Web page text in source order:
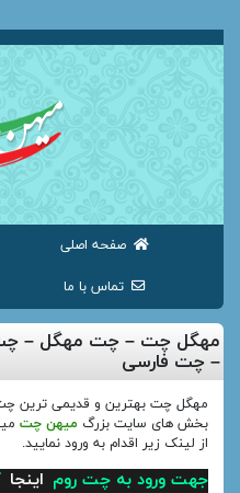
صفحه اصلی
تماس با ما
مهگل چت – چت مهگل –
– چت فارسی
مهگل چت بهترین و قدیمی ترین چت
بخش های سایت بزرگ میهن چت
از لینک زیر اقدام به ورود نمایید.
جهت ورود به چت روم اینجا